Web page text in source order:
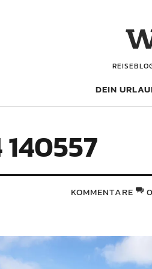
DEIN
KOMMENTARE 0